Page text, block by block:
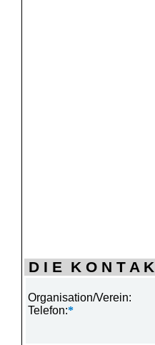
D I E K O N T A
Organisation/Verein:
Telefon:*